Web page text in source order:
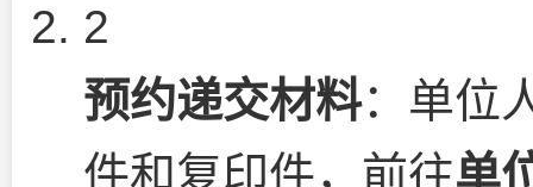
2
预约递交材料：单位
件和复印件，前往单